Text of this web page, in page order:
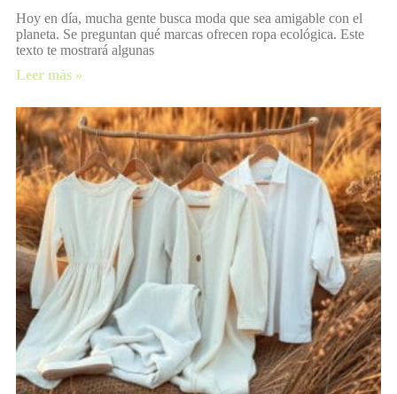
Hoy en día, mucha gente busca moda que sea amigable con el
planeta. Se preguntan qué marcas ofrecen ropa ecológica. Este
texto te mostrará algunas
Leer más »